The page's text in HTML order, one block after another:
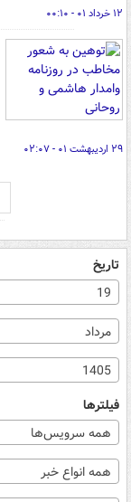
۱۲ خرداد ۰۱ - ۰۰:۱۰
۲۹ اردیبهشت ۰۱ - ۰۲:۰۷
تاریخ
19
مرداد
1405
فیلترها
همه سرویس‌ها
همه انواع خبر